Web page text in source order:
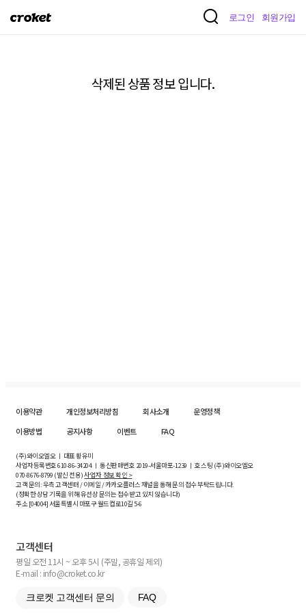
크
로그인 회원가입
삭제된 상품 정보 입니다.
이용약관 개인정보처리방침 회사소개
운영정책
이용방법
공지사항 이벤트 FAQ
(주)와이오엘오 ㅣ 대표 황유미
사업자등록번호610-86-34204ㅣ 통신판매번호 2019-서울마포-1239 ㅣ 호스팅 (주)와이오엘오
070-8676-8799 (발신 전용)사업자 정보 확인 >
고객 문의: 우측 고객센터 / 이메일 / 카카오플러스 채널을 통해 문의 접수 부탁드립니다.
(정확한 상담 기록을 위해 유선상 문의는 접수받고 있지 않습니다)
주소 [04004] 서울특별시 마포구 월드컵로10길5-6
고객센터
평일 오전 11시 ~ 오후 5시 (주말, 공휴일 제외)
E-mail : info@croket.co.kr
크로켓 고객센터 문의 FAQ